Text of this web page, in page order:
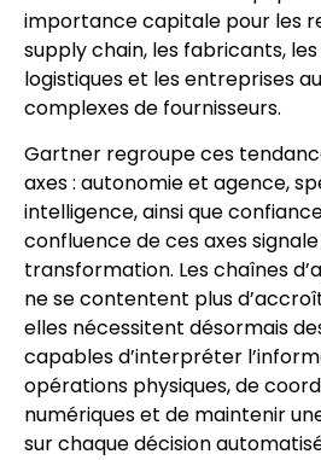
importance capitale pour les
supply chain, les fabricants,
logistiques et les entreprises
complexes de fournisseurs.
Gartner regroupe ces
axes : autonomie et agence,
intelligence, ainsi que
confluence de ces axes
transformation. Les chaînes
ne se contentent plus
elles nécessitent désormais
capables d’interpréter
opérations physiques, de
numériques et de maintenir
sur chaque décision